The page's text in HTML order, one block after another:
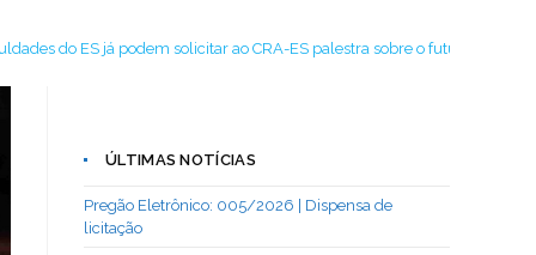
do ES já podem solicitar ao CRA-ES palestra sobre o futuro da
ÚLTIMAS NOTÍCIAS
Pregão Eletrônico: 005/2026 | Dispensa de
licitação